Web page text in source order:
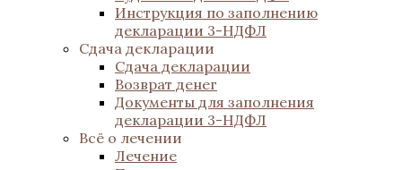
Инструкция по заполнению
декларации 3-НДФЛ
Сдача декларации
Сдача декларации
Возврат денег
Документы для заполнения
декларации 3-НДФЛ
Всё о лечении
Лечение